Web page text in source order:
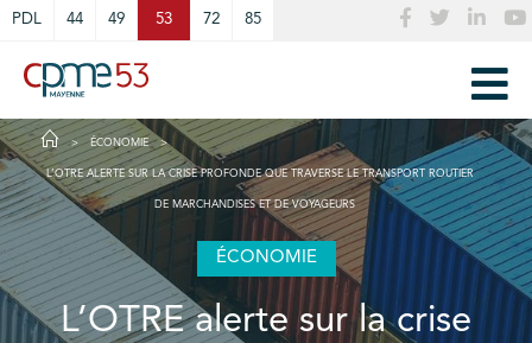
PDL 44 49 53 72 85
ÉCONOMIE
L’OTRE ALERTE SUR LA CRISE PROFONDE QUE TRAVERSE LE TRANSPORT ROUTIER
DE MARCHANDISES ET DE VOYAGEURS
ÉCONOMIE
L’OTRE alerte sur la crise
Cookies management panel